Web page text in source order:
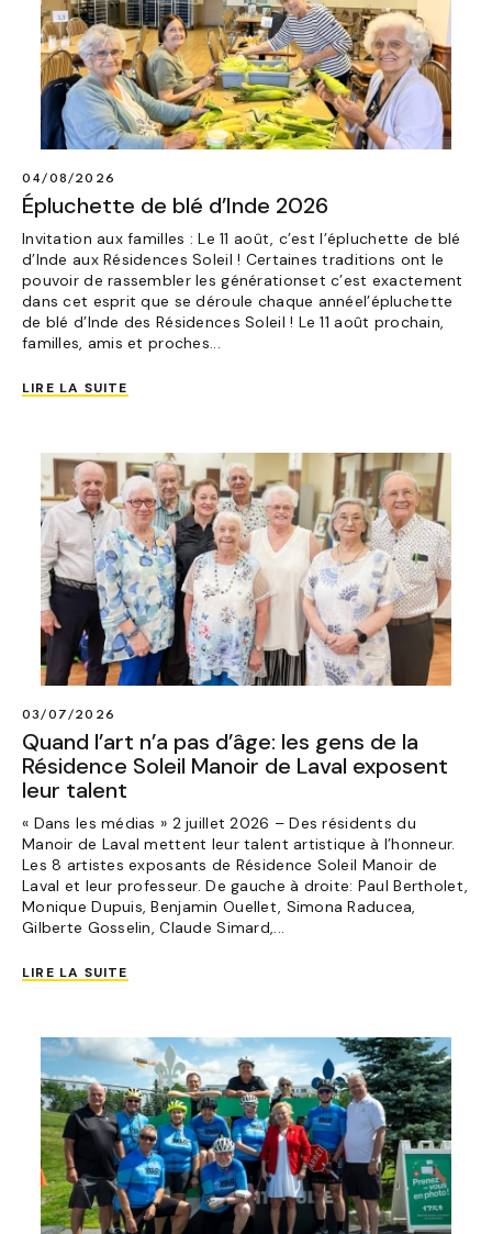
04/08/2026
Épluchette de blé d’Inde 2026
Invitation aux familles : Le 11 août, c’est l’épluchette de blé
d’Inde aux Résidences Soleil ! Certaines traditions ont le
pouvoir de rassembler les générationset c’est exactement
dans cet esprit que se déroule chaque annéel’épluchette
de blé d’Inde des Résidences Soleil ! Le 11 août prochain,
familles, amis et proches...
LIRE LA SUITE
03/07/2026
Quand l’art n’a pas d’âge: les gens de la
Résidence Soleil Manoir de Laval exposent
leur talent
« Dans les médias » 2 juillet 2026 – Des résidents du
Manoir de Laval mettent leur talent artistique à l’honneur.
Les 8 artistes exposants de Résidence Soleil Manoir de
Laval et leur professeur. De gauche à droite: Paul Bertholet,
Monique Dupuis, Benjamin Ouellet, Simona Raducea,
Gilberte Gosselin, Claude Simard,...
LIRE LA SUITE